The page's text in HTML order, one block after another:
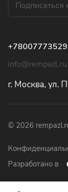
+78007773529
info@rempazl.ru
г. Москва, ул.
© 2026
Разработано в